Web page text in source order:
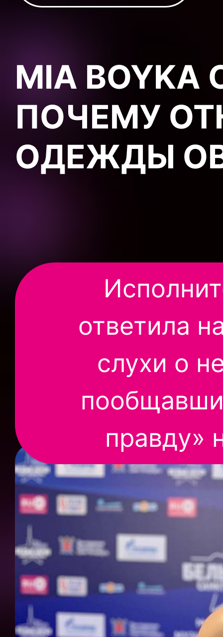
MIA
ПОЧЕМУ
ОДЕЖДЫ
ответила
слухи о
правду»